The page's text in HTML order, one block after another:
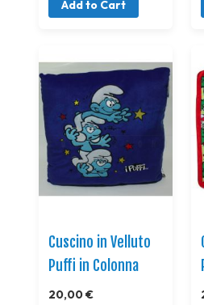
Add to Cart
Cuscino in Velluto
Puffi in Colonna
20,00 €